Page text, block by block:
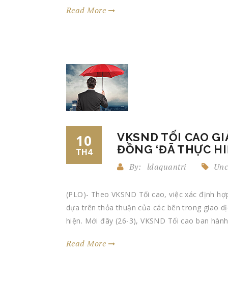
Read More
10
TH4
VKSND TỐI CAO
ĐỒNG ‘ĐÃ THỰC
By: ldaquantri
(PLO)- Theo VKSND Tối cao, việc xác định
dựa trên thỏa thuận của các bên trong giao
hiện. Mới đây (26-3), VKSND Tối cao ban
Read More